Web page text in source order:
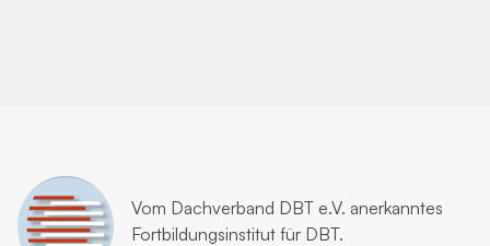
Vom Dachverband DBT e.V. anerkanntes
Fortbildungsinstitut für DBT.